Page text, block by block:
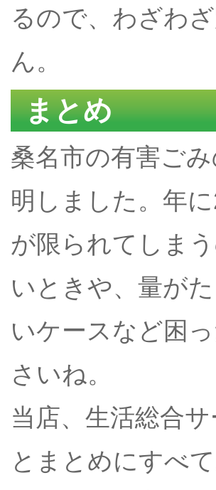
るので、わざわ
ん。
まとめ
桑名市の有害ご
明しました。年
が限られてしま
いときや、量が
いケースなど困
さいね。
当店、生活総合
とまとめにすべ